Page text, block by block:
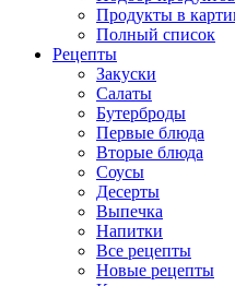
Продукты в
Полный список
Рецепты
Закуски
Салаты
Бутерброды
Первые блюда
Вторые блюда
Соусы
Десерты
Выпечка
Напитки
Все рецепты
Новые рецепты